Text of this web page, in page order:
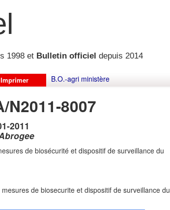
1998 et Bulletin officiel depuis 2014
Imprimer B.O.-agri ministère
N2011-8007
2011
de biosécurité et dispositif de surveillance du
de biosecurite et dispositif de surveillance du